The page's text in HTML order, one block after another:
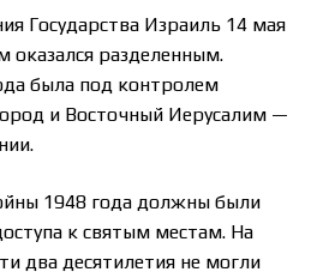
Государства Израиль 14 мая
оказался разделенным.
была под контролем
и Восточный Иерусалим —
1948 года должны были
к святым местам. На
два десятилетия не могли